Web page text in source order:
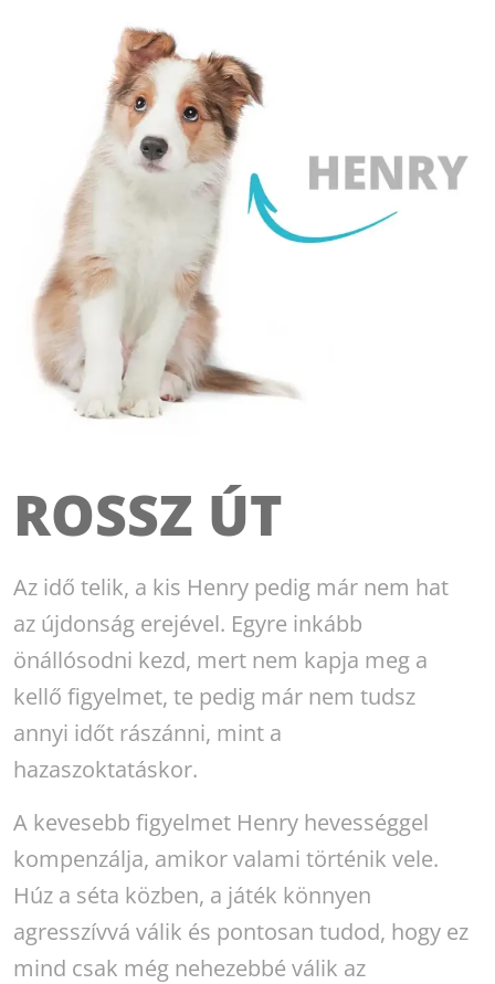
ROSSZ ÚT
Az idő telik, a kis Henry pedig már nem hat
az újdonság erejével. Egyre inkább
önállósodni kezd, mert nem kapja meg a
kellő figyelmet, te pedig már nem tudsz
annyi időt rászánni, mint a
hazaszoktatáskor.
A kevesebb figyelmet Henry hevességgel
kompenzálja, amikor valami történik vele.
Húz a séta közben, a játék könnyen
agresszívvá válik és pontosan tudod, hogy ez
mind csak még nehezebbé válik az